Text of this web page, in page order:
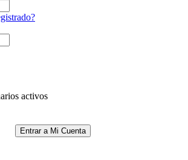
activos
Entrar a Mi Cuenta